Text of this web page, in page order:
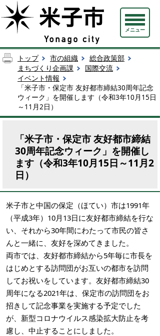
メニュー
トップ 市の組織
総合政策部
まちづくり企画課
国際交流
イベント情報
「米子市・保定市 友好都市締結30周年記念
ウィーク」を開催します（令和3年10月15日
～11月2日）
「米子市・保定市 友好都市締結
30周年記念ウィーク」を開催し
ます（令和3年10月15日～11月2
日）
米子市と中国の保定（ほてい）市は1991年
（平成3年）10月13日に友好都市締結を行な
い、それから30年間にわたって市民の皆さ
んと一緒に、友好を深めてきました。
両市では、友好都市締結から5年毎に市長を
はじめとする訪問団がお互いの都市を訪問
してお祝いをしています。友好都市締結30
周年になる2021年は、保定市の訪問団をお
招きして記念事業を実施する予定でした
が、新型コロナウイルス感染拡大防止を考
慮し、中止することにしました。